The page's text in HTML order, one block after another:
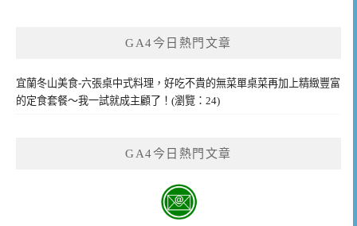
GA4今日熱門文章
宜蘭冬山美食-六張桌中式料理，好吃不貴的無菜單桌菜再加上精緻豐富
的定食套餐～我一試就成主顧了！(瀏覽：24)
GA4今日熱門文章